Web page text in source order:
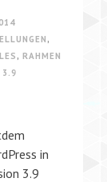
,
, RAHMEN
3.9
in
3.9